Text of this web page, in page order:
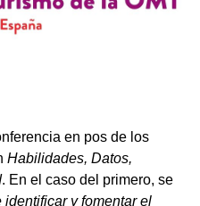
en pos de los
Habilidades, Datos,
. En el caso del primero, se
identificar y fomentar el